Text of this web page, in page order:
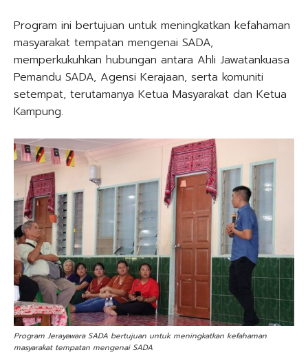
Program ini bertujuan untuk meningkatkan kefahaman
masyarakat tempatan mengenai SADA,
memperkukuhkan hubungan antara Ahli Jawatankuasa
Pemandu SADA, Agensi Kerajaan, serta komuniti
setempat, terutamanya Ketua Masyarakat dan Ketua
Kampung.
Program Jerayawara SADA bertujuan untuk meningkatkan kefahaman
masyarakat tempatan mengenai SADA